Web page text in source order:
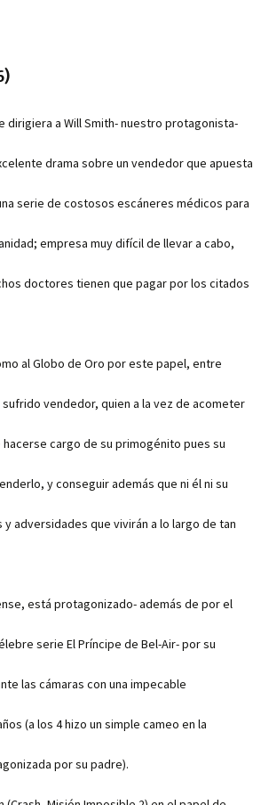
dirigiera a Will Smith- nuestro protagonista-
drama sobre un vendedor que apuesta
serie de costosos escáneres médicos para
empresa muy difícil de llevar a cabo,
doctores tienen que pagar por los citados
al Globo de Oro por este papel, entre
vendedor, quien a la vez de acometer
cargo de su primogénito pues su
y conseguir además que ni él ni su
adversidades que vivirán a lo largo de tan
está protagonizado- además de por el
serie El Príncipe de Bel-Air- por su
las cámaras con una impecable
(a los 4 hizo un simple cameo en la
por su padre).